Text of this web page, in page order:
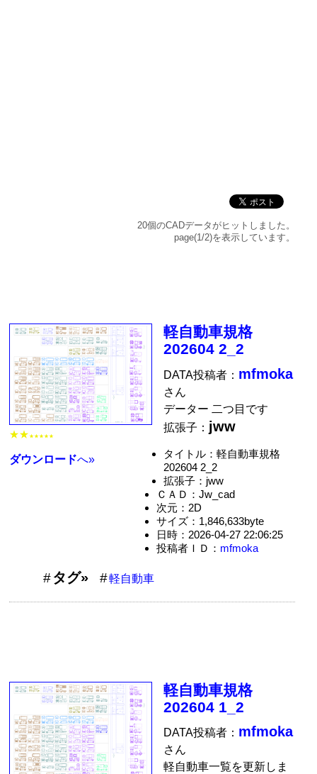
20個のCADデータがヒットしました。
page(1/2)を表示しています。
★★ ★★★★★
ダウンロードへ»
軽自動車規格
202604 2_2
DATA投稿者： mfmoka
さん
データー 二つ目です
拡張子： jww
タイトル：軽自動車規格
202604 2_2
拡張子：jww
ＣＡＤ：Jw_cad
次元：2D
サイズ：1,846,633byte
日時：2026-04-27 22:06:25
投稿者ＩＤ： mfmoka
タグ» 軽自動車
軽自動車規格
202604 1_2
DATA投稿者： mfmoka
さん
軽自動車一覧を更新しま